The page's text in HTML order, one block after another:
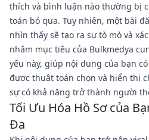
thích và bình luận nào thường bị
toán bỏ qua. Tuy nhiên, một bài
nhìn thấy sẽ tạo ra sự tò mò và
nhắm mục tiêu của Bulkmedya
yếu này, giúp nội dung của bạn
được thuật toán chọn và hiển thị
sự có khả năng trở thành người
Tối Ưu Hóa Hồ Sơ của
Đa